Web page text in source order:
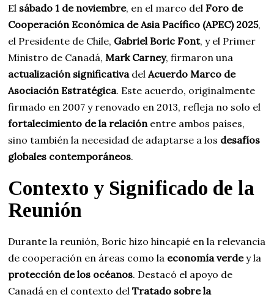
El sábado 1 de noviembre, en el marco del Foro de
Cooperación Económica de Asia Pacífico (APEC) 2025,
el Presidente de Chile, Gabriel Boric Font, y el Primer
Ministro de Canadá, Mark Carney, firmaron una
actualización significativadelAcuerdo Marco de
Asociación Estratégica. Este acuerdo, originalmente
firmado en 2007 y renovado en 2013, refleja no solo el
fortalecimiento de la relación entre ambos países,
sino también la necesidad de adaptarse a los desafíos
globales contemporáneos.
Contexto y Significado de la
Reunión
Durante la reunión, Boric hizo hincapié en la relevancia
de cooperación en áreas como la economía verdey la
protección de los océanos. Destacó el apoyo de
Canadá en el contexto delTratado sobre la